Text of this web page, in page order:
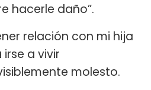
hacerle daño”.
relación con mi hija
a vivir
molesto.